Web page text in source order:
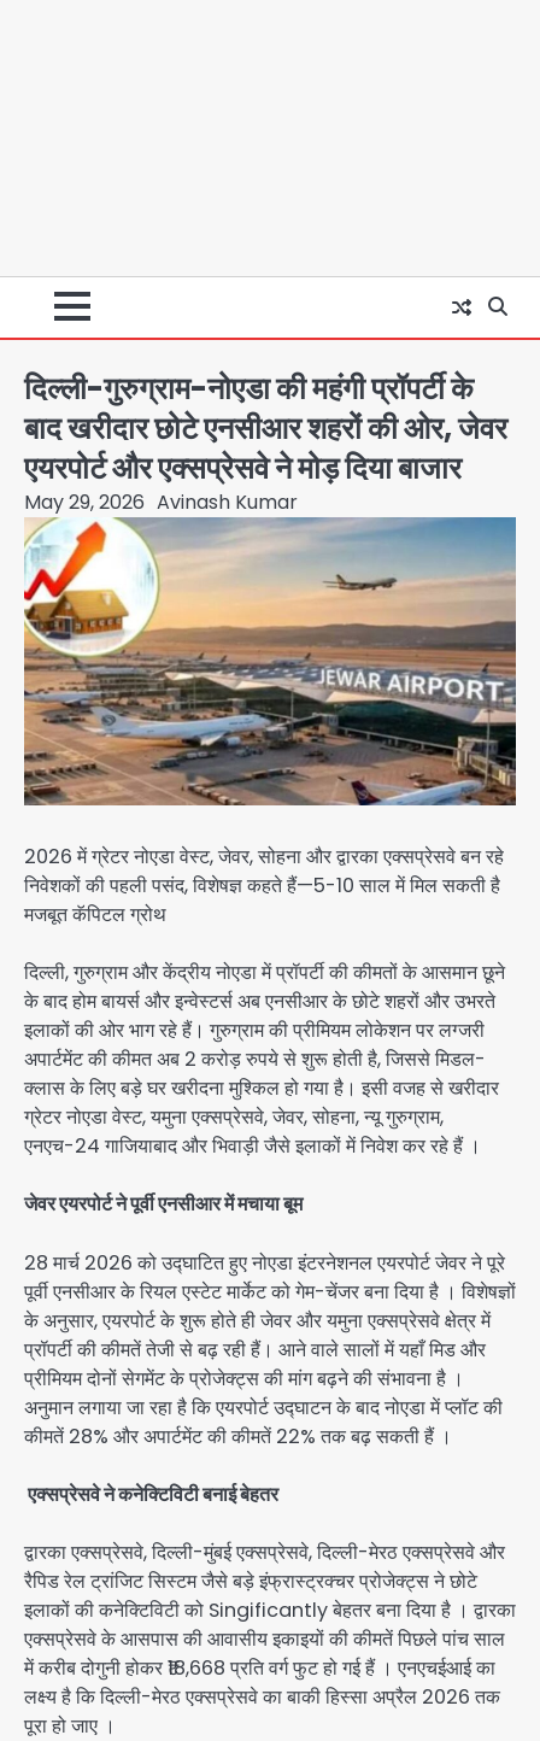
दिल्ली-गुरुग्राम-नोएडा की महंगी प्रॉपर्टी के
बाद खरीदार छोटे एनसीआर शहरों की ओर, जेवर
एयरपोर्ट और एक्सप्रेसवे ने मोड़ दिया बाजार
May 29, 2026 Avinash Kumar
2026 में ग्रेटर नोएडा वेस्ट, जेवर, सोहना और द्वारका एक्सप्रेसवे बन रहे
निवेशकों की पहली पसंद, विशेषज्ञ कहते हैं—5-10 साल में मिल सकती है
मजबूत कॅपिटल ग्रोथ
दिल्ली, गुरुग्राम और केंद्रीय नोएडा में प्रॉपर्टी की कीमतों के आसमान छूने
के बाद होम बायर्स और इन्वेस्टर्स अब एनसीआर के छोटे शहरों और उभरते
इलाकों की ओर भाग रहे हैं। गुरुग्राम की प्रीमियम लोकेशन पर लग्जरी
अपार्टमेंट की कीमत अब 2 करोड़ रुपये से शुरू होती है, जिससे मिडल-
क्लास के लिए बड़े घर खरीदना मुश्किल हो गया है। इसी वजह से खरीदार
ग्रेटर नोएडा वेस्ट, यमुना एक्सप्रेसवे, जेवर, सोहना, न्यू गुरुग्राम,
एनएच-24 गाजियाबाद और भिवाड़ी जैसे इलाकों में निवेश कर रहे हैं ।
जेवर एयरपोर्ट ने पूर्वी एनसीआर में मचाया बूम
28 मार्च 2026 को उद्घाटित हुए नोएडा इंटरनेशनल एयरपोर्ट जेवर ने पूरे
पूर्वी एनसीआर के रियल एस्टेट मार्केट को गेम-चेंजर बना दिया है । विशेषज्ञों
के अनुसार, एयरपोर्ट के शुरू होते ही जेवर और यमुना एक्सप्रेसवे क्षेत्र में
प्रॉपर्टी की कीमतें तेजी से बढ़ रही हैं। आने वाले सालों में यहाँ मिड और
प्रीमियम दोनों सेगमेंट के प्रोजेक्ट्स की मांग बढ़ने की संभावना है ।
अनुमान लगाया जा रहा है कि एयरपोर्ट उद्घाटन के बाद नोएडा में प्लॉट की
कीमतें 28% और अपार्टमेंट की कीमतें 22% तक बढ़ सकती हैं ।
एक्सप्रेसवे ने कनेक्टिविटी बनाई बेहतर
द्वारका एक्सप्रेसवे, दिल्ली-मुंबई एक्सप्रेसवे, दिल्ली-मेरठ एक्सप्रेसवे और
रैपिड रेल ट्रांजिट सिस्टम जैसे बड़े इंफ्रास्ट्रक्चर प्रोजेक्ट्स ने छोटे
इलाकों की कनेक्टिविटी को Singificantly बेहतर बना दिया है । द्वारका
एक्सप्रेसवे के आसपास की आवासीय इकाइयों की कीमतें पिछले पांच साल
में करीब दोगुनी होकर ₹18,668 प्रति वर्ग फुट हो गई हैं । एनएचईआई का
लक्ष्य है कि दिल्ली-मेरठ एक्सप्रेसवे का बाकी हिस्सा अप्रैल 2026 तक
पूरा हो जाए ।